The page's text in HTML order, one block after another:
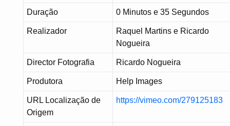
Duração 0 Minutos e 35 Segundos
Realizador
Raquel Martins e Ricardo
Nogueira
Director Fotografia Ricardo Nogueira
Produtora Help Images
URL Localização de
Origem
https://vimeo.com/279125183